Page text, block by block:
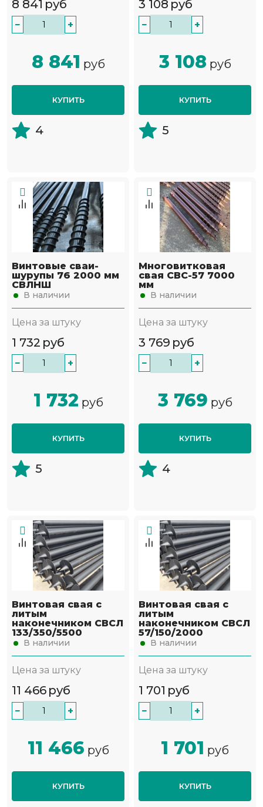
8 841 руб
− +
8 841 руб
КУПИТЬ
4
3 108 руб
− +
3 108 руб
КУПИТЬ
5
Винтовые сваи-
шурупы 76 2000 мм
СВЛНШ
В наличии
Цена за штуку
1 732 руб
− +
1 732 руб
КУПИТЬ
5
Многовитковая
свая СВС-57 7000
мм
В наличии
Цена за штуку
3 769 руб
− +
3 769 руб
КУПИТЬ
4
Винтовая свая с
литым
наконечником СВСЛ
133/350/5500
В наличии
Цена за штуку
11 466 руб
− +
11 466 руб
КУПИТЬ
Винтовая свая с
литым
наконечником СВСЛ
57/150/2000
В наличии
Цена за штуку
1 701 руб
− +
1 701 руб
КУПИТЬ